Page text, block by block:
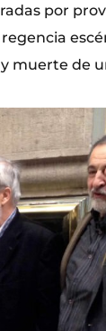
por
muerte de